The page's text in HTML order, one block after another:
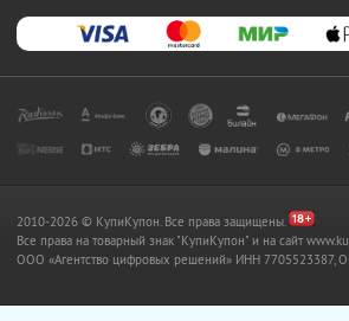
2010-2026 © КупиКупон. Все права защищены.
Все права на товарный знак "КупиКупон" и на сайт
OOO «Агентство цифровых решений» ИНН 7705523387,